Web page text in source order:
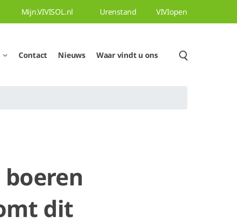
Mijn.VIVISOL.nl Urenstand VIVIopen
Contact Nieuws Waar vindt u ons
dit